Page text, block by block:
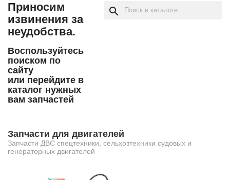
Приносим
извинения за
неудобства.
Воспользуйтесь
поиском по
сайту
или перейдите в
каталог нужных
вам запчастей
search
Запчасти для двигателей
Запчасти ДВС спецтехники, сельхозтехники судовых и
генераторных двигателей